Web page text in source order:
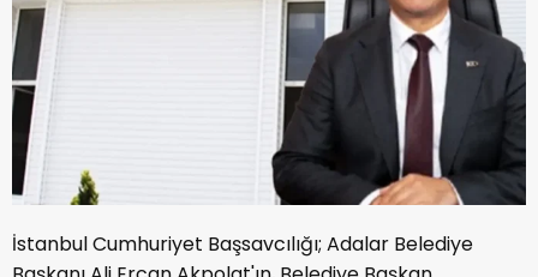
İstanbul Cumhuriyet Başsavcılığı; Adalar Belediye